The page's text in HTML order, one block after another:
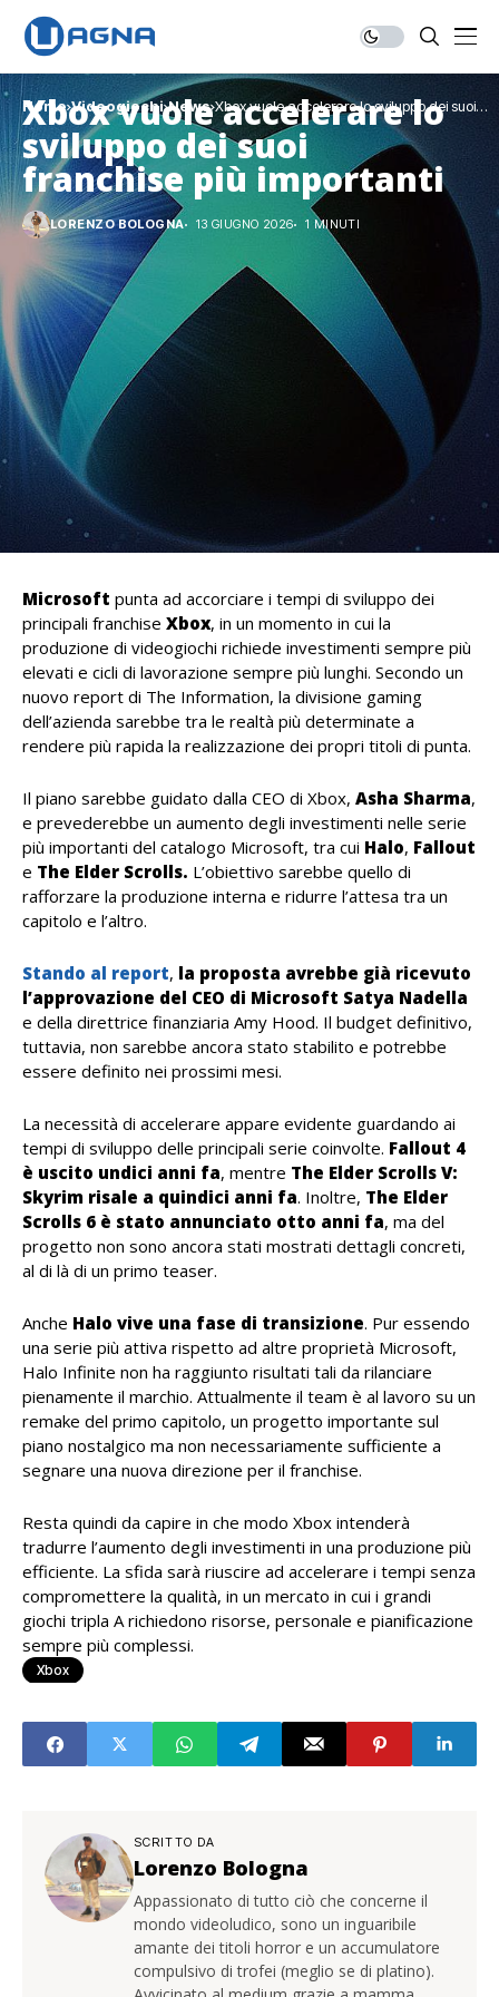
Home Videogiochi News Xbox vuole accelerare lo sviluppo dei suoi
franchise più importanti
Xbox vuole accelerare lo
sviluppo dei suoi
franchise più importanti
LORENZO BOLOGNA 13 GIUGNO 2026 1 MINUTI
Microsoft punta ad accorciare i tempi di sviluppo dei
principali franchise Xbox, in un momento in cui la
produzione di videogiochi richiede investimenti sempre più
elevati e cicli di lavorazione sempre più lunghi. Secondo un
nuovo report di The Information, la divisione gaming
dell’azienda sarebbe tra le realtà più determinate a
rendere più rapida la realizzazione dei propri titoli di punta.
Il piano sarebbe guidato dalla CEO di Xbox, Asha Sharma,
e prevederebbe un aumento degli investimenti nelle serie
più importanti del catalogo Microsoft, tra cui Halo, Fallout
e The Elder Scrolls. L’obiettivo sarebbe quello di
rafforzare la produzione interna e ridurre l’attesa tra un
capitolo e l’altro.
Stando al report, la proposta avrebbe già ricevuto
l’approvazione del CEO di Microsoft Satya Nadella
e della direttrice finanziaria Amy Hood. Il budget definitivo,
tuttavia, non sarebbe ancora stato stabilito e potrebbe
essere definito nei prossimi mesi.
La necessità di accelerare appare evidente guardando ai
tempi di sviluppo delle principali serie coinvolte. Fallout 4
è uscito undici anni fa, mentre The Elder Scrolls V:
Skyrim risale a quindici anni fa. Inoltre, The Elder
Scrolls 6 è stato annunciato otto anni fa, ma del
progetto non sono ancora stati mostrati dettagli concreti,
al di là di un primo teaser.
Anche Halo vive una fase di transizione. Pur essendo
una serie più attiva rispetto ad altre proprietà Microsoft,
Halo Infinite non ha raggiunto risultati tali da rilanciare
pienamente il marchio. Attualmente il team è al lavoro su un
remake del primo capitolo, un progetto importante sul
piano nostalgico ma non necessariamente sufficiente a
segnare una nuova direzione per il franchise.
Resta quindi da capire in che modo Xbox intenderà
tradurre l’aumento degli investimenti in una produzione più
efficiente. La sfida sarà riuscire ad accelerare i tempi senza
compromettere la qualità, in un mercato in cui i grandi
giochi tripla A richiedono risorse, personale e pianificazione
sempre più complessi.
Xbox
SCRITTO DA
Lorenzo Bologna
Appassionato di tutto ciò che concerne il
mondo videoludico, sono un inguaribile
amante dei titoli horror e un accumulatore
compulsivo di trofei (meglio se di platino).